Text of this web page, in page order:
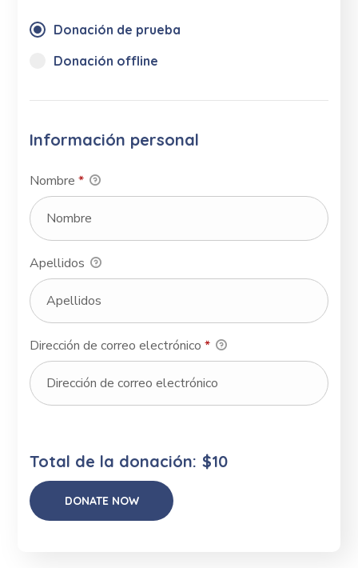
Donación de prueba
Donación offline
Información personal
Nombre*
Apellidos
Dirección de correo electrónico*
Total de la donación: $10